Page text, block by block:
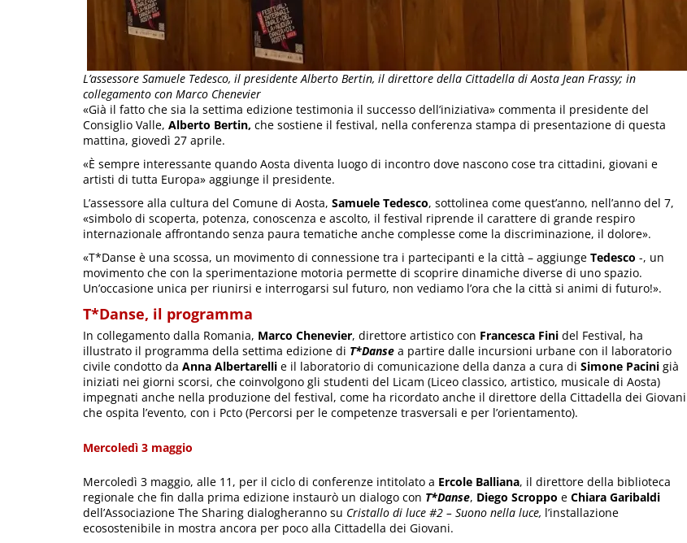
L’assessore Samuele Tedesco, il presidente Alberto Bertin, il direttore della Cittadella di Aosta Jean Frassy; in
collegamento con Marco Chenevier
«Già il fatto che sia la settima edizione testimonia il successo dell’iniziativa» commenta il presidente del
Consiglio Valle, Alberto Bertin, che sostiene il festival, nella conferenza stampa di presentazione di questa
mattina, giovedì 27 aprile.
«È sempre interessante quando Aosta diventa luogo di incontro dove nascono cose tra cittadini, giovani e
artisti di tutta Europa» aggiunge il presidente.
L’assessore alla cultura del Comune di Aosta, Samuele Tedesco, sottolinea come quest’anno, nell’anno del 7,
«simbolo di scoperta, potenza, conoscenza e ascolto, il festival riprende il carattere di grande respiro
internazionale affrontando senza paura tematiche anche complesse come la discriminazione, il dolore».
«T*Danse è una scossa, un movimento di connessione tra i partecipanti e la città – aggiunge Tedesco -, un
movimento che con la sperimentazione motoria permette di scoprire dinamiche diverse di uno spazio.
Un’occasione unica per riunirsi e interrogarsi sul futuro, non vediamo l’ora che la città si animi di futuro!».
T*Danse, il programma
In collegamento dalla Romania, Marco Chenevier, direttore artistico con Francesca Fini del Festival, ha
illustrato il programma della settima edizione di T*Danse a partire dalle incursioni urbane con il laboratorio
civile condotto da Anna Albertarelli e il laboratorio di comunicazione della danza a cura di Simone Pacini già
iniziati nei giorni scorsi, che coinvolgono gli studenti del Licam (Liceo classico, artistico, musicale di Aosta)
impegnati anche nella produzione del festival, come ha ricordato anche il direttore della Cittadella dei Giovani
che ospita l’evento, con i Pcto (Percorsi per le competenze trasversali e per l’orientamento).
Mercoledì 3 maggio
Mercoledì 3 maggio, alle 11, per il ciclo di conferenze intitolato a Ercole Balliana, il direttore della biblioteca
regionale che fin dalla prima edizione instaurò un dialogo con T*Danse, Diego Scroppo e Chiara Garibaldi
dell’Associazione The Sharing dialogheranno su Cristallo di luce #2 – Suono nella luce, l’installazione
ecosostenibile in mostra ancora per poco alla Cittadella dei Giovani.